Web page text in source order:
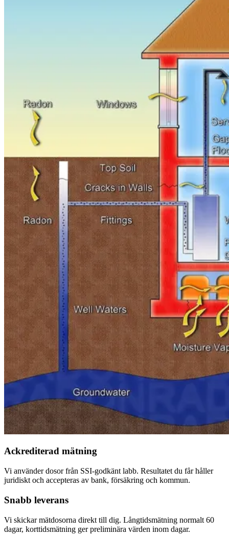
Ackrediterad mätning
Vi använder dosor från SSI-godkänt labb. Resultatet du får håller
juridiskt och accepteras av bank, försäkring och kommun.
Snabb leverans
Vi skickar mätdosorna direkt till dig. Långtidsmätning normalt 60
dagar, korttidsmätning ger preliminära värden inom dagar.